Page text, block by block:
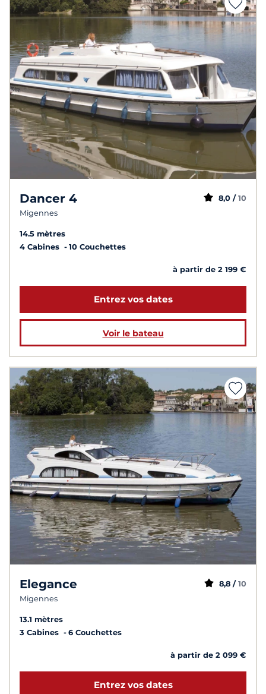
Dancer 4
Migennes
8,0 / 10
14.5 mètres
4 Cabines
10 Couchettes
à partir de 2 199 €
Entrez vos dates
Voir le bateau
Elegance
Migennes
8,8 / 10
13.1 mètres
3 Cabines
6 Couchettes
à partir de 2 099 €
Entrez vos dates